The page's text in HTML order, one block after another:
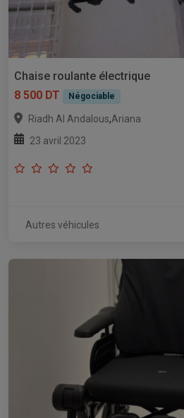
Chaise roulante électrique
8 500 DT
Négociable
Riadh Al Andalous,Ariana
23 avril 2023
Autres véhicules